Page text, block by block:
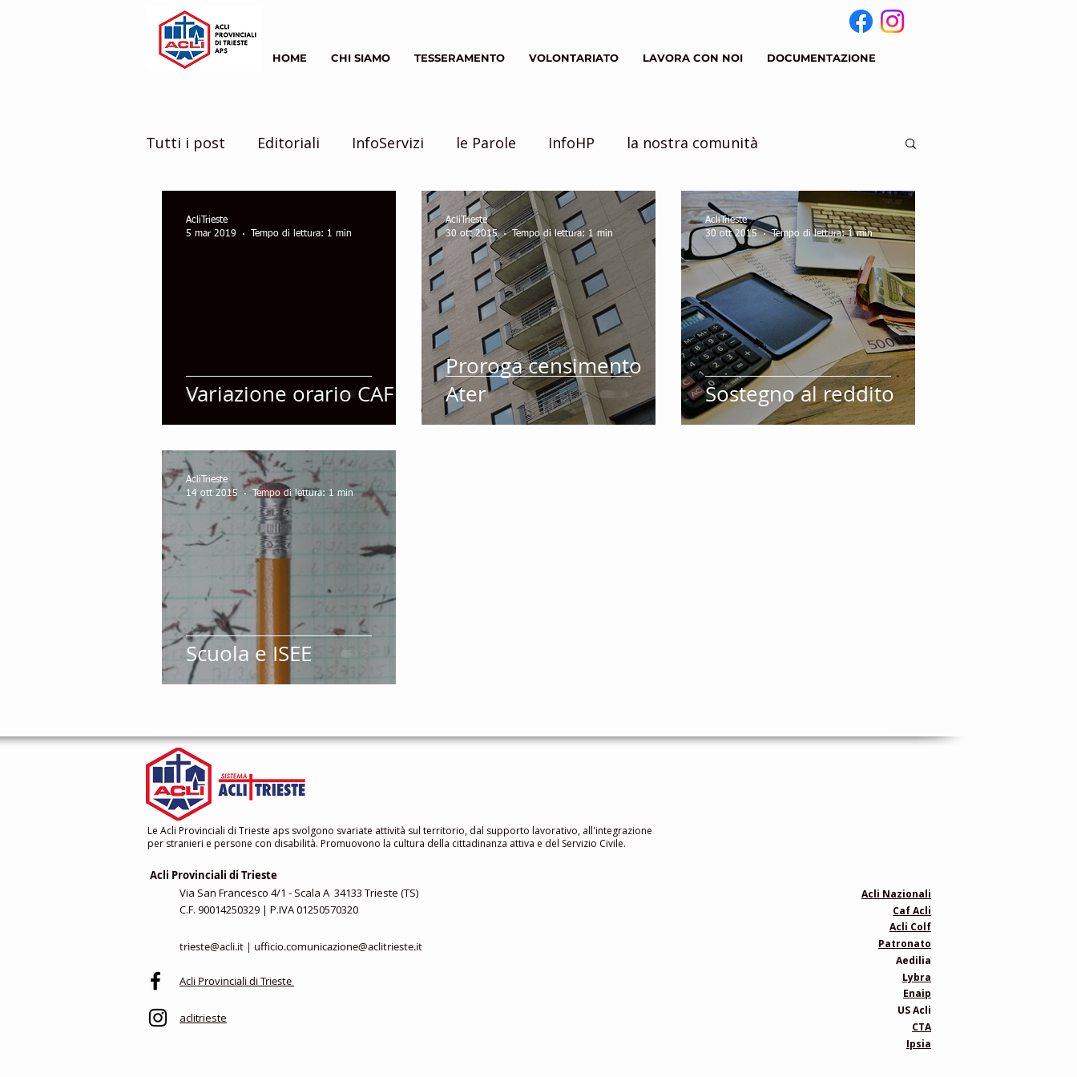
HOME CHI SIAMO TESSERAMENTO VOLONTARIATO LAVORA CON NOI DOCUMENTAZIONE
Tutti i post Editoriali InfoServizi le Parole InfoHP la nostra comunità
Servizio Civile inziative
Variazione orario CAF
AcliTrieste
5 mar 2019
Tempo di lettura: 1 min
Proroga censimento
Ater
AcliTrieste
30 ott 2015
Tempo di lettura: 1 min
Sostegno al reddito
AcliTrieste
30 ott 2015
Tempo di lettura: 1 min
Scuola e ISEE
AcliTrieste
14 ott 2015
Tempo di lettura: 1 min
Le Acli Provinciali di Trieste aps svolgono svariate attività sul territorio, dal supporto lavorativo, all'integrazione
per stranieri e persone con disabilità. Promuovono la cultura della cittadinanza attiva e del Servizio Civile.
Acli Provinciali di Trieste
Via San Francesco 4/1 - Scala A 34133 Trieste (TS)
C.F. 90014250329 | P.IVA 01250570320
trieste@acli.it | ufficio.comunicazione@aclitrieste.it
Acli Provinciali di Trieste
aclitrieste
Acli Nazionali
Caf Acli
Acli Colf
Patronato
Aedilia
Lybra
Enaip
US Acli
CTA
Ipsia